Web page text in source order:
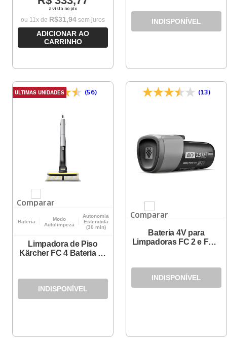
à vista no pix
ou 11 x de R$31,94sem juros
ADICIONAR AO
CARRINHO
INDISPONÍVEL
(56)
Comparar
Bateria
Modo
Autolimpeza
Autonomia
Estendida
(30 min)
Limpadora de Piso
Kärcher FC 4 Bateria - 4
ULTIMAS UNIDADES
INDISPONÍVEL
(13)
Comparar
Bateria 4V para
Limpadoras FC 2 e FC 4
INDISPONÍVEL